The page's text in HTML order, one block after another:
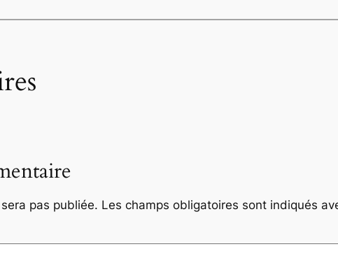
pas publiée. Les champs obligatoires sont indiqués